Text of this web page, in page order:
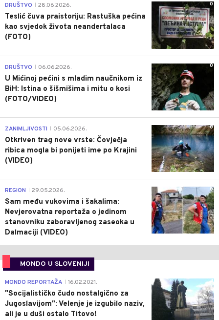
0
DRUŠTVO 28.06.2026.
Teslić čuva praistoriju: Rastuška pećina
kao svjedok života neandertalaca
(FOTO)
0
DRUŠTVO 06.06.2026.
U Mićinoj pećini s mladim naučnikom iz
BiH: Istina o šišmišima i mitu o kosi
(FOTO/VIDEO)
0
ZANIMLJIVOSTI 05.06.2026.
Otkriven trag nove vrste: Čovječja
ribica mogla bi ponijeti ime po Krajini
(VIDEO)
0
REGION 29.05.2026.
Sam među vukovima i šakalima:
Nevjerovatna reportaža o jedinom
stanovniku zaboravljenog zaseoka u
Dalmaciji (VIDEO)
MONDO U SLOVENIJI
4
MONDO REPORTAŽA 16.02.2021.
"Socijalističko čudo nostalgično za
Jugoslavijom": Velenje je izgubilo naziv,
ali je u duši ostalo Titovo!